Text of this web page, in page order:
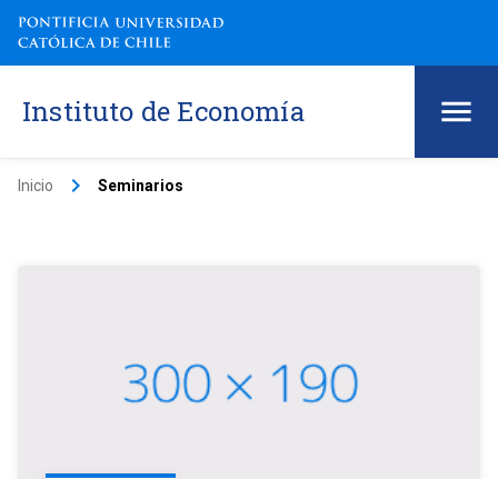
Instituto de Economía
Inicio keyboard_arrow_right Seminarios